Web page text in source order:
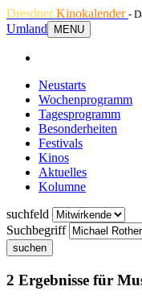
DresdnerKinokalender -
Umland
MENU
Neustarts
Wochenprogramm
Tagesprogramm
Besonderheiten
Festivals
Kinos
Aktuelles
Kolumne
suchfeld
Suchbegriff
suchen
2 Ergebnisse für